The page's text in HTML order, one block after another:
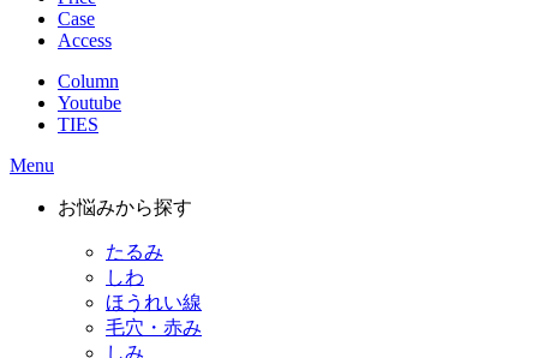
Case
Access
Column
Youtube
TIES
Menu
お悩みから探す
たるみ
しわ
ほうれい線
毛穴・赤み
しみ